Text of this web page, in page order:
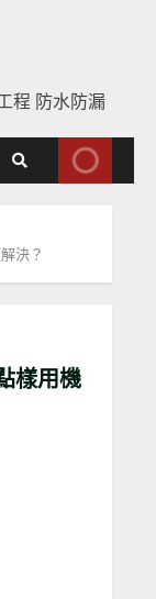
程 防水防漏
決？
樣用機